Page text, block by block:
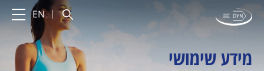
EN
מידע שימושי
מידע שימושי